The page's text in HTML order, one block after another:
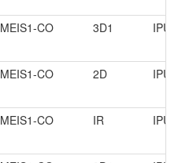
MEIS1-CO 3D1 IPU
MEIS1-CO 2D IPU
MEIS1-CO IR IPU